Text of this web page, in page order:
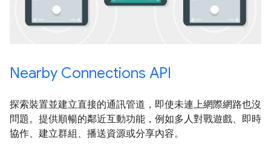
Nearby Connections API
探索裝置並建立直接的通訊管道，即使未連上網際網路也沒
問題。提供順暢的鄰近互動功能，例如多人對戰遊戲、即時
協作、建立群組、播送資源或分享內容。